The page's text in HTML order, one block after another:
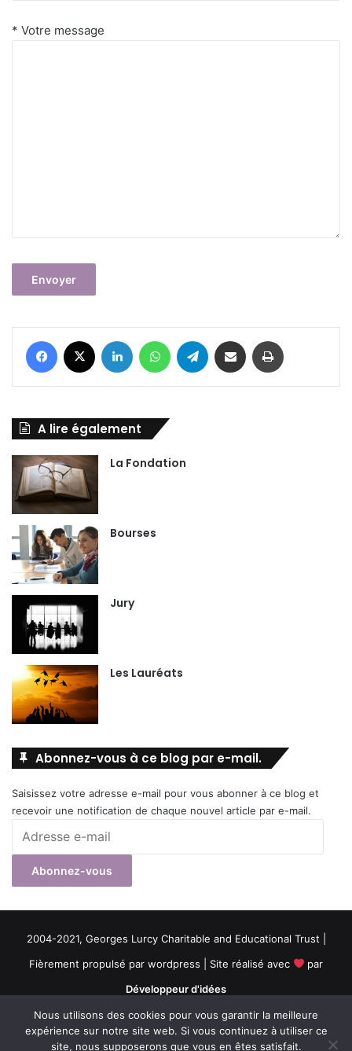
* Votre message
Facebook Linkedin WhatsAppTelegram Partager par email
A lire également
La Fondation
Bourses
Jury
Les Lauréats
Abonnez-vous à ce blog par e-mail.
Saisissez votre adresse e-mail pour vous abonner à ce blog et
recevoir une notification de chaque nouvel article par e-mail.
Abonnez-vous
2004-2021, Georges Lurcy Charitable and Educational Trust |
Fièrement propulsé par wordpress | Site réalisé avec
par
Développeur d'idées
RSS
Nous utilisons des cookies pour vous garantir la meilleure
expérience sur notre site web. Si vous continuez à utiliser ce
site, nous supposerons que vous en êtes satisfait.